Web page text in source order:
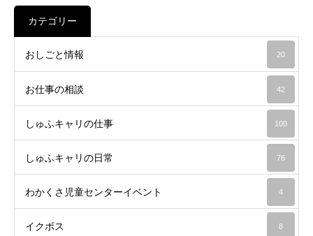
カテゴリー
おしごと情報 20
お仕事の相談 42
しゅふキャリの仕事 100
しゅふキャリの日常 76
わかくさ児童センターイベント 4
イクボス 8